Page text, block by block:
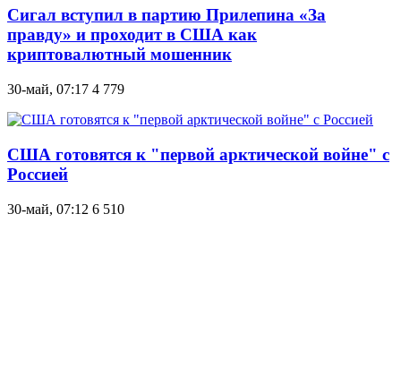
Сигал вступил в партию Прилепина «За
правду» и проходит в США как
криптовалютный мошенник
30-май, 07:17 4 779
США готовятся к "первой арктической войне" с
Россией
30-май, 07:12 6 510